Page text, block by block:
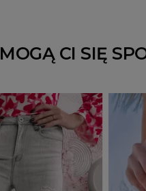
MOGĄ CI SIĘ